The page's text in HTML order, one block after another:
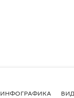
ИНФОГРАФИКА